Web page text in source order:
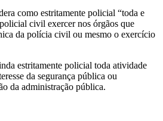
como estritamente policial “toda e
civil exercer nos órgãos que
da polícia civil ou mesmo o exercício
estritamente policial toda atividade
da segurança pública ou
da administração pública.